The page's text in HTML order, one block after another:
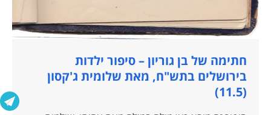
חתימה של בן גוריון – סיפור ילדות
בירושלים בתש"ח, מאת שלומית ג'קסון
(11.5)